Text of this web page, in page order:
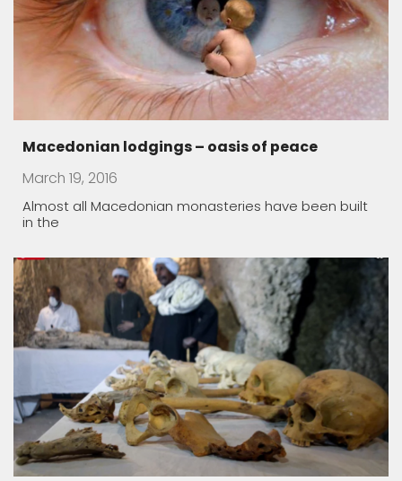
Ancient tombs dating back 3,500 years
Egypt on Saturday announced the discovery of two